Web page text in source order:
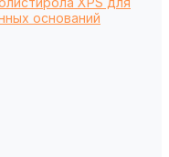
оснований